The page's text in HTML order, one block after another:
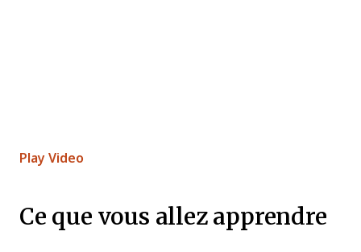
Play Video
Ce que vous allez apprendre